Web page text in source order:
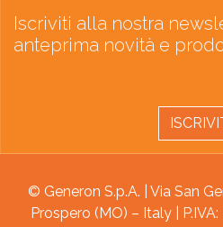
Iscriviti alla nostra
anteprima novità e
© Generon S.p.A. | Via San
Prospero (MO) – Italy |